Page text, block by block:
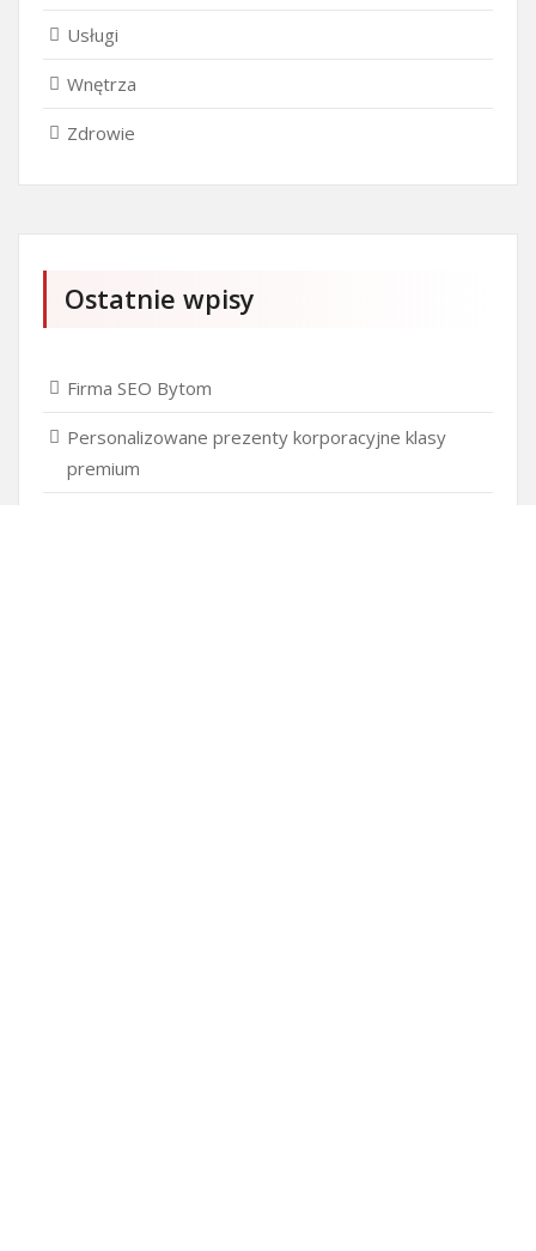
Usługi
Wnętrza
Zdrowie
Ostatnie wpisy
Firma SEO Bytom
Personalizowane prezenty korporacyjne klasy
premium